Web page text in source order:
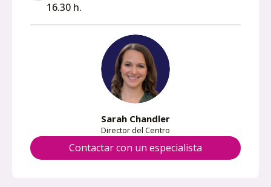
a
e
w
a
b
16.30 h.
Sarah Chandler
Director del Centro
Contactar con un especialista